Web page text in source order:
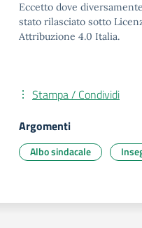
Eccetto dove
stato rilasciato sotto
Attribuzione 4.0 Italia.
Stampa / Condividi
Argomenti
Albo sindacale